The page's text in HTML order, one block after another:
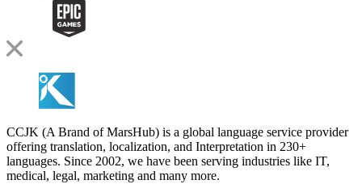
CCJK (A Brand of MarsHub) is a global language service provider
offering translation, localization, and Interpretation in 230+
languages. Since 2002, we have been serving industries like IT,
medical, legal, marketing and many more.